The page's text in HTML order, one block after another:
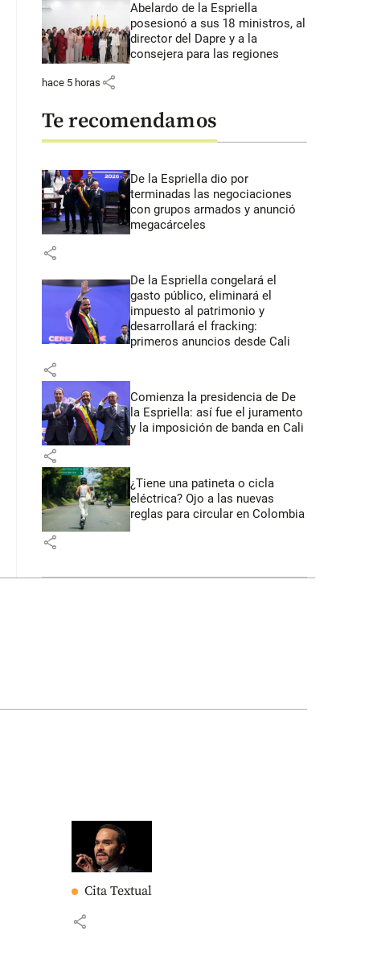
Abelardo de la Espriella
posesionó a sus 18 ministros, al
director del Dapre y a la
consejera para las regiones
hace 5 horas share
Te recomendamos
De la Espriella dio por
terminadas las negociaciones
con grupos armados y anunció
megacárceles
share
De la Espriella congelará el
gasto público, eliminará el
impuesto al patrimonio y
desarrollará el fracking:
primeros anuncios desde Cali
share
Comienza la presidencia de De
la Espriella: así fue el juramento
y la imposición de banda en Cali
share
¿Tiene una patineta o cicla
eléctrica? Ojo a las nuevas
reglas para circular en Colombia
share
Cita Textual
share